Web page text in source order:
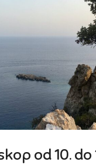
od 10. do